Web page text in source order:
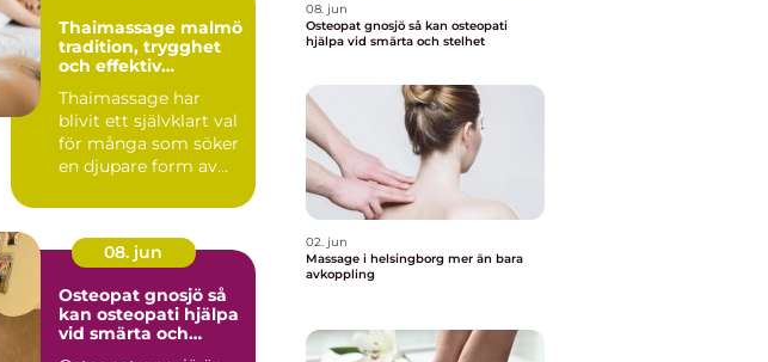
Thaimassage malmö
tradition, trygghet
och effektiv
Thaimassage har
blivit ett självklart val
för många som söker
en djupare form av
smä...
08. jun
Osteopat gnosjö så
kan osteopati hjälpa
vid smärta och
08. jun
Osteopat gnosjö så kan osteopati
hjälpa vid smärta och stelhet
02. jun
Massage i helsingborg mer än bara
avkoppling